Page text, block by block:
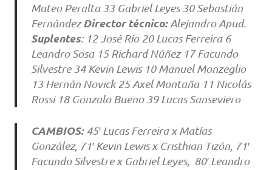
Mateo Peralta 33 Gabriel Leyes 30 Sebastián
FernándezDirector técnico:Alejandro Apud.
Suplentes:12 José Río 20 Lucas Ferreira 6
Leandro Sosa 15 Richard Núñez 17 Facundo
Silvestre 34 Kevin Lewis 10 Manuel Monzeglio
13 Hernán Novick 25 Axel Montaña 11 Nicolás
Rossi 18 Gonzalo Bueno 39 Lucas Sanseviero
CAMBIOS:45′ Lucas Ferreira x Matías
González, 71′ Kevin Lewis x Cristhian Tizón, 71′
Facundo Silvestre x Gabriel Leyes, 80′ Leandro